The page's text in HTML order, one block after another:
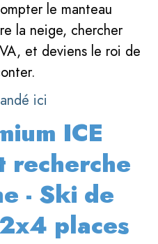
le manteau
la neige, chercher
et deviens le roi de
ici
ICE
recherche
- Ski de
places